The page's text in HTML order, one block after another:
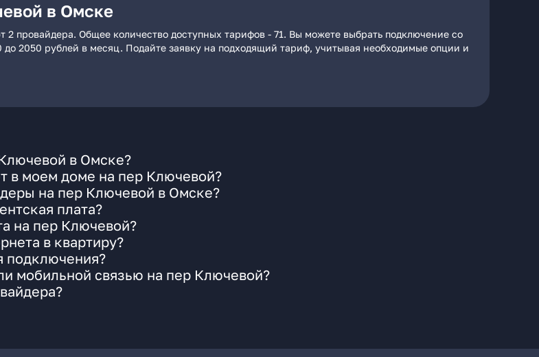
в Омске
провайдера. Общее количество доступных тарифов - 71. Вы можете выбрать подключение со
2050 рублей в месяц. Подайте заявку на подходящий тариф, учитывая необходимые опции и
в Омске?
в моем доме на пер Ключевой?
на пер Ключевой в Омске?
плата?
на пер Ключевой?
в квартиру?
подключения?
мобильной связью на пер Ключевой?